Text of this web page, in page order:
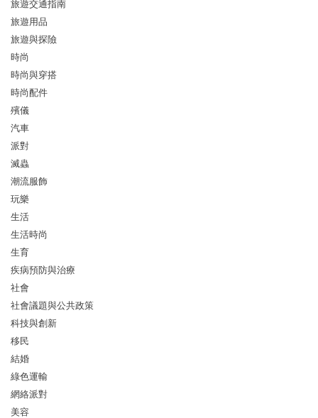
旅遊交通指南
旅遊用品
旅遊與探險
時尚
時尚與穿搭
時尚配件
殯儀
汽車
派對
滅蟲
潮流服飾
玩樂
生活
生活時尚
生育
疾病預防與治療
社會
社會議題與公共政策
科技與創新
移民
結婚
綠色運輸
網絡派對
美容